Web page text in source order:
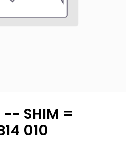
SHIM =
010